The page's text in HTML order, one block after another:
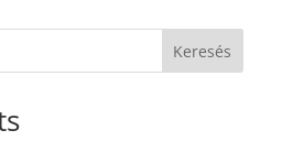
Keresés